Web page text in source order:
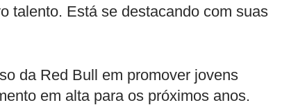
talento. Está se destacando com suas
da Red Bull em promover jovens
em alta para os próximos anos.